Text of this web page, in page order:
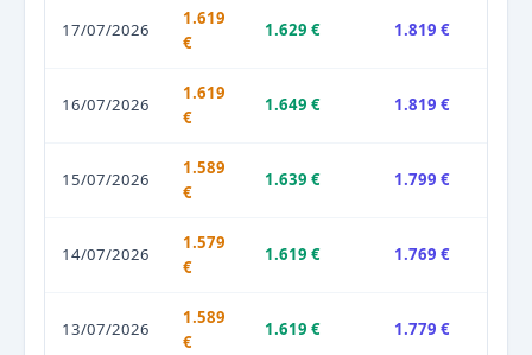
17/07/2026
1.619
€
1.629 € 1.819 €
16/07/2026
1.619
€
1.649 € 1.819 €
15/07/2026
1.589
€
1.639 € 1.799 €
14/07/2026
1.579
€
1.619 € 1.769 €
13/07/2026
1.589
€
1.619 € 1.779 €